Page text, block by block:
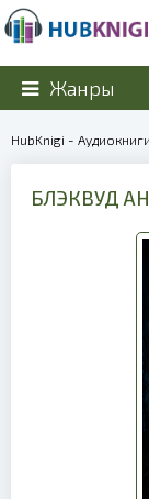
Жанры
HubKnigi - Аудиокниги
БЛЭКВУД